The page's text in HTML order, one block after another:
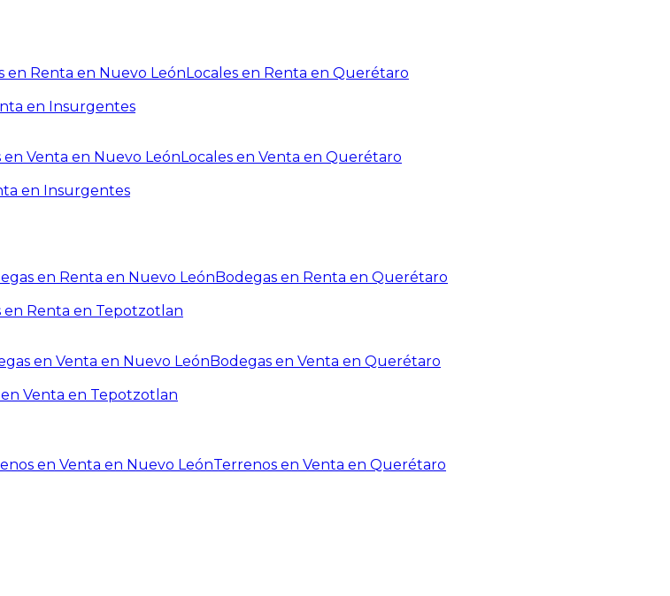
en Renta en Nuevo LeónLocales en Renta en Querétaro
en Insurgentes
en Venta en Nuevo LeónLocales en Venta en Querétaro
en Insurgentes
en Renta en Nuevo LeónBodegas en Renta en Querétaro
en Renta en Tepotzotlan
en Venta en Nuevo LeónBodegas en Venta en Querétaro
Venta en Tepotzotlan
en Venta en Nuevo LeónTerrenos en Venta en Querétaro